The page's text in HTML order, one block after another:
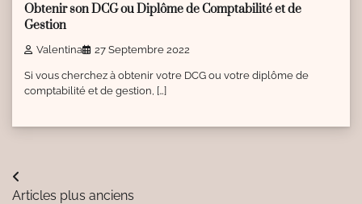
Obtenir son DCG ou Diplôme de Comptabilité et de
Gestion
Valentina 27 Septembre 2022
Si vous cherchez à obtenir votre DCG ou votre diplôme de
comptabilité et de gestion, […]
Navigation
Articles plus anciens